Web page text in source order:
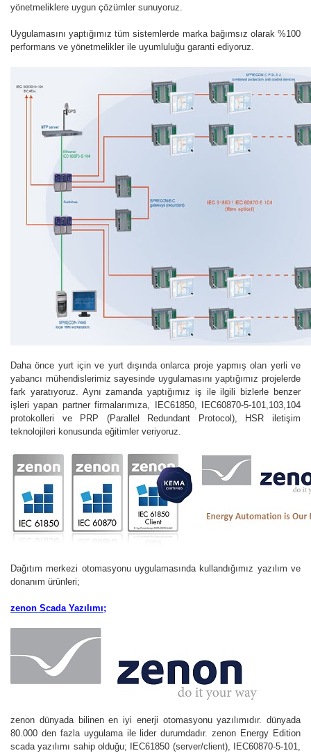
yönetmeliklere uygun çözümler sunuyoruz.
Uygulamasını yaptığımız tüm sistemlerde marka bağımsız olarak %100
performans ve yönetmelikler ile uyumluluğu garanti ediyoruz.
Daha önce yurt için ve yurt dışında onlarca proje yapmış olan yerli ve
yabancı mühendislerimiz sayesinde uygulamasını yaptığımız projelerde
fark yaratıyoruz. Aynı zamanda yaptığımız iş ile ilgili bizlerle benzer
işleri yapan partner firmalarımıza, IEC61850, IEC60870-5-101,103,104
protokolleri ve PRP (Parallel Redundant Protocol), HSR iletişim
teknolojileri konusunda eğitimler veriyoruz.
Dağıtım merkezi otomasyonu uygulamasında kullandığımız yazılım ve
donanım ürünleri;
zenon Scada Yazılımı;
zenon dünyada bilinen en iyi enerji otomasyonu yazılımıdır. dünyada
80.000 den fazla uygulama ile lider durumdadır. zenon Energy Edition
scada yazılımı sahip olduğu; IEC61850 (server/client), IEC60870-5-101,